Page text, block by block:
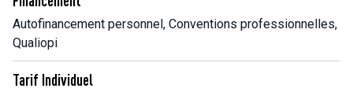
Autofinancement personnel, Conventions professionnelles,
Qualiopi
Tarif Individuel